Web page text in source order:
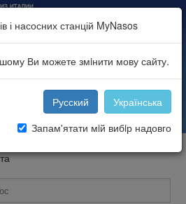
і насосних станцій MyNasos
Ви можете змiнити мову сайту.
Русский
Українська
Запам'ятати мiй вибiр надовго